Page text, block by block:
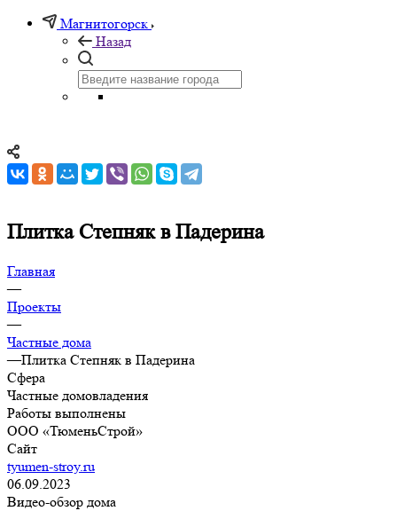
Магнитогорск
Назад
Плитка Степняк в Падерина
Главная
—
Проекты
—
Частные дома
—Плитка Степняк в Падерина
Сфера
Частные домовладения
Работы выполнены
ООО «ТюменьСтрой»
Сайт
tyumen-stroy.ru
06.09.2023
Видео-обзор дома